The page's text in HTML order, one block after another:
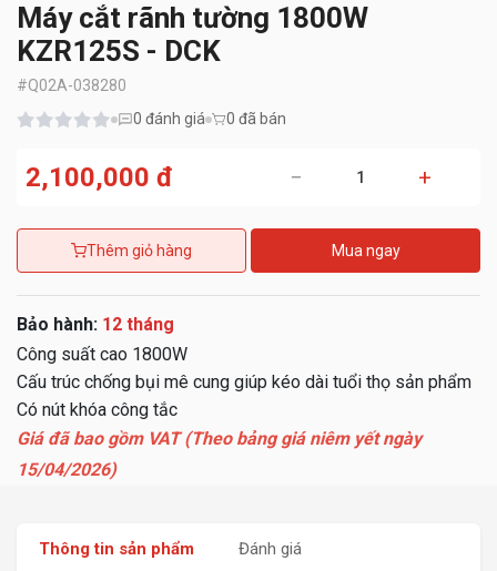
Máy cắt rãnh tường 1800W
KZR125S - DCK
#Q02A-038280
0 đánh giá 0 đã bán
2,100,000 đ − +
Thêm giỏ hàng Mua ngay
Bảo hành: 12 tháng
Công suất cao 1800W
Cấu trúc chống bụi mê cung giúp kéo dài tuổi thọ sản phẩm
Có nút khóa công tắc
Giá đã bao gồm VAT (Theo bảng giá niêm yết ngày
15/04/2026)
Thông tin sản phẩm Đánh giá